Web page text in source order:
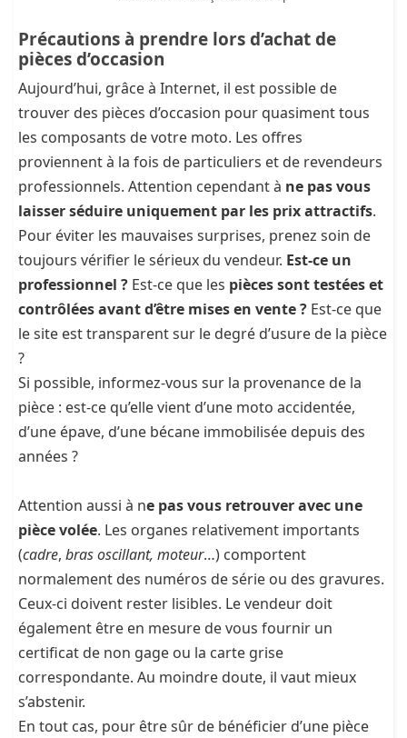
Précautions à prendre lors d’achat de
pièces d’occasion
Aujourd’hui, grâce à Internet, il est possible de
trouver des pièces d’occasion pour quasiment tous
les composants de votre moto. Les offres
proviennent à la fois de particuliers et de revendeurs
professionnels. Attention cependant à ne pas vous
laisser séduire uniquement par les prix attractifs.
Pour éviter les mauvaises surprises, prenez soin de
toujours vérifier le sérieux du vendeur. Est-ce un
professionnel ? Est-ce que les pièces sont testées et
contrôlées avant d’être mises en vente ? Est-ce que
le site est transparent sur le degré d’usure de la pièce
?
Si possible, informez-vous sur la provenance de la
pièce : est-ce qu’elle vient d’une moto accidentée,
d’une épave, d’une bécane immobilisée depuis des
années ?
Attention aussi à ne pas vous retrouver avec une
pièce volée. Les organes relativement importants
(cadre, bras oscillant, moteur…) comportent
normalement des numéros de série ou des gravures.
Ceux-ci doivent rester lisibles. Le vendeur doit
également être en mesure de vous fournir un
certificat de non gage ou la carte grise
correspondante. Au moindre doute, il vaut mieux
s’abstenir.
En tout cas, pour être sûr de bénéficier d’une pièce